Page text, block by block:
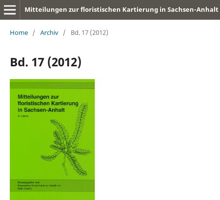
Mitteilungen zur floristischen Kartierung in Sachsen-Anhalt
Home / Archiv / Bd. 17 (2012)
Bd. 17 (2012)